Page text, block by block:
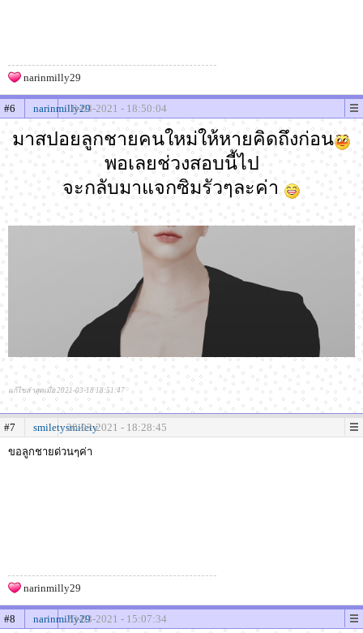
narinmilly29
#6 narinmilly2918-03-2021 - 18:50:04
มาสปอยลูกชายคนใหม่ให้หายคิดถึงก่อน
พอเลยช่วงสอบนี้ไป
จะกลับมาแจกซิมรัวๆละค่า
แก้ไขล่าสุดเมื่อ 2021-03-18 18:51:47
#7 smiletysmilety20-03-2021 - 18:28:45
ขอลูกชายด่วนๆค่า
narinmilly29
#8 narinmilly2923-03-2021 - 15:07:34